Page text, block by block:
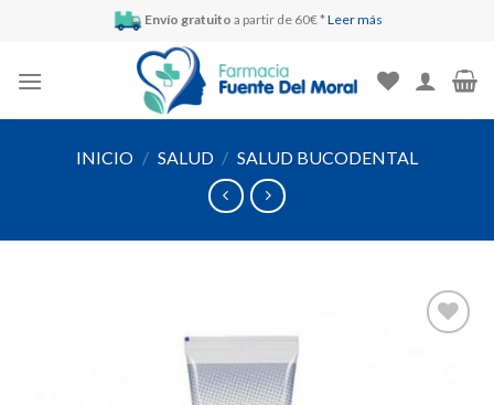
Envío gratuito a partir de 60€ * Leer más
INICIO / SALUD / SALUD BUCODENTAL